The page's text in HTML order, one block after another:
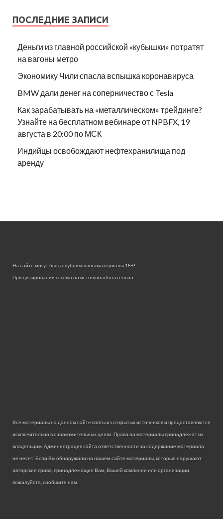
ПОСЛЕДНИЕ ЗАПИСИ
Деньги из главной российской «кубышки» потратят
на вагоны метро
Экономику Чили спасла вспышка коронавируса
BMW дали денег на соперничество с Tesla
Как зарабатывать на «металлическом» трейдинге?
Узнайте на бесплатном вебинаре от NPBFX, 19
августа в 20:00 по МСК
Индийцы освобождают нефтехранилища под
аренду
На сайте могут быть опубликованы материалы 18+!
При цитировании ссылка на источник обязательна.
Все материалы на данном сайте взяты из открытых источников и предоставляются
исключительно в ознакомительных целях. Права на материалы принадлежат их
владельцам. Администрация сайта ответственности за содержание материала
не несет. Если Вы обнаружили на нашем сайте материалы, которые нарушают
авторские права, принадлежащие Вам, Вашей компании или организации,
пожалуйста, сообщите нам.